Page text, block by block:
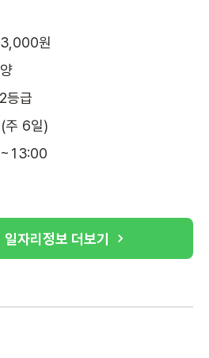
원
등급
주 6일)
일자리정보 더보기